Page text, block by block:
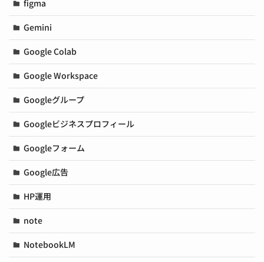
figma
Gemini
Google Colab
Google Workspace
Googleグループ
Googleビジネスプロフィール
Googleフォーム
Google広告
HP運用
note
NotebookLM